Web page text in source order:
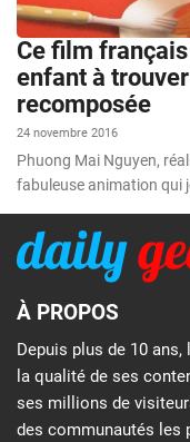
Ce film
enfant à
recomposée
24 novembre 2016
Phuong Mai Nguyen,
fabuleuse animation qui
À PROPOS
Depuis plus de 10
la qualité de ses
ses millions de
des communautés les